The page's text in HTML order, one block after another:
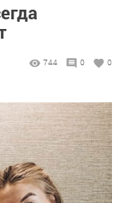
744 0 0